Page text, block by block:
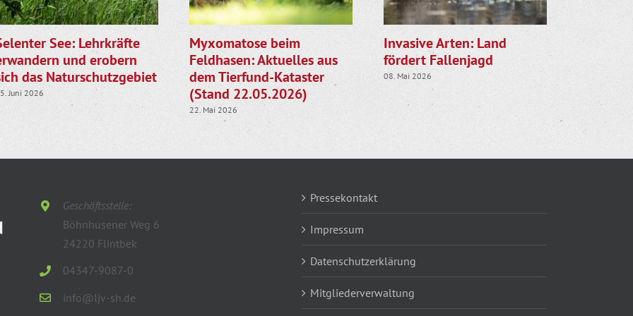
See: Lehrkräfte
und erobern
das Naturschutzgebiet
Juni 2026
Myxomatose beim
Feldhasen: Aktuelles aus
dem Tierfund-Kataster
(Stand 22.05.2026)
22. Mai 2026
Invasive Arten: Land
fördert Fallenjagd
08. Mai 2026
sich
Geschäftsstelle:
Böhnhusener Weg 6
24220 Flintbek
04347-9087-0
info@ljv-sh.de
Pressekontakt
Impressum
Datenschutzerklärung
Mitgliederverwaltung